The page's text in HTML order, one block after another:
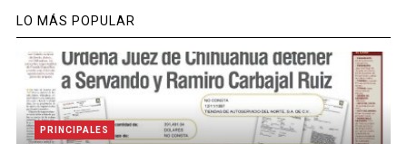
LO MÁS POPULAR
PRINCIPALES